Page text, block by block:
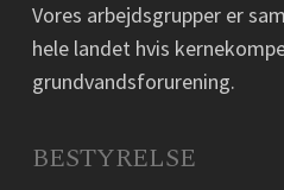
Vores arbejdsgrupper er
hele landet hvis
grundvandsforurening.
BESTYRELSE